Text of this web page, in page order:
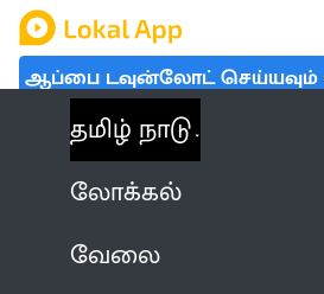
ஆப்பை டவுன்லோட் செய்யவும்
தமிழ் நாடு
லோக்கல்
வேலை